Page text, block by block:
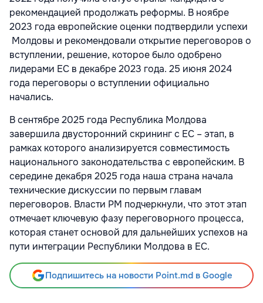
рекомендацией продолжать реформы. В ноябре
2023 года европейские оценки подтвердили успехи
Молдовы и рекомендовали открытие переговоров о
вступлении, решение, которое было одобрено
лидерами ЕС в декабре 2023 года. 25 июня 2024
года переговоры о вступлении официально
начались.
В сентябре 2025 года Республика Молдова
завершила двусторонний скрининг с ЕС – этап, в
рамках которого анализируется совместимость
национального законодательства с европейским. В
середине декабря 2025 года наша страна начала
технические дискуссии по первым главам
переговоров. Власти РМ подчеркнули, что этот этап
отмечает ключевую фазу переговорного процесса,
которая станет основой для дальнейших успехов на
пути интеграции Республики Молдова в ЕС.
Подпишитесь на новости Point.md в Google